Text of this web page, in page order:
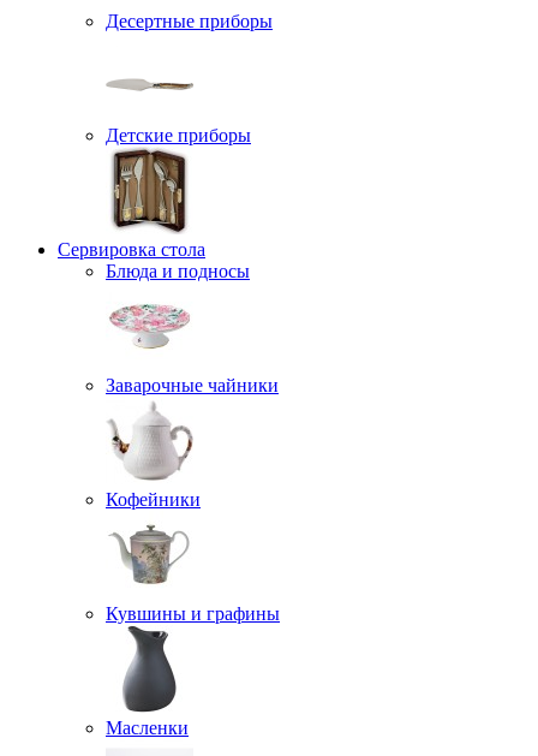
Десертные приборы
Детские приборы
Сервировка стола
Блюда и подносы
Заварочные чайники
Кофейники
Кувшины и графины
Масленки